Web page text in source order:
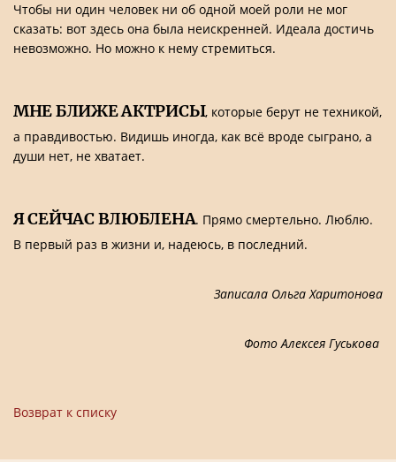
Чтобы ни один человек ни об одной моей роли не мог
сказать: вот здесь она была неискренней. Идеала достичь
невозможно. Но можно к нему стремиться.
МНЕ БЛИЖЕ АКТРИСЫ, которые берут не техникой,
а правдивостью. Видишь иногда, как всё вроде сыграно, а
души нет, не хватает.
Я СЕЙЧАС ВЛЮБЛЕНА. Прямо смертельно. Люблю.
В первый раз в жизни и, надеюсь, в последний.
Записала Ольга Харитонова
Фото Алексея Гуськова
Возврат к списку